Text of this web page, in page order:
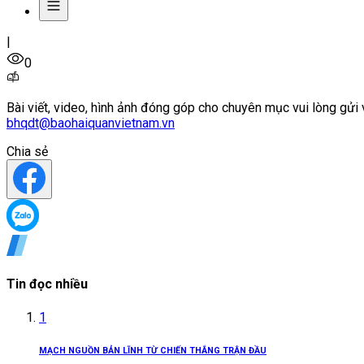
|
0
Bài viết, video, hình ảnh đóng góp cho chuyên mục vui lòng gửi
bhqdt@baohaiquanvietnam.vn
Chia sẻ
Tin đọc nhiều
1
MẠCH NGUỒN BẢN LĨNH TỪ CHIẾN THẮNG TRẬN ĐẦU